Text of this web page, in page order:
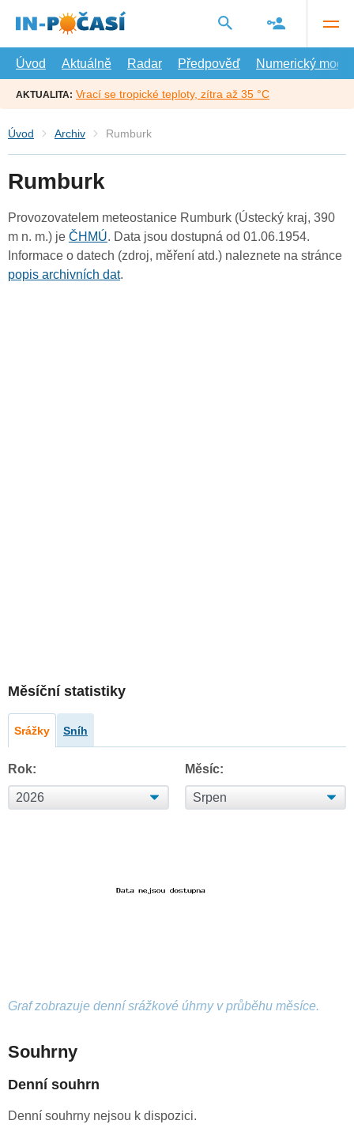
hlavní
Úvod
Aktuálně Radar Předpověď Numerický model
AKTUALITA: Vrací se tropické teploty, zítra až 35 °C
Úvod Archiv Rumburk
Rumburk
Provozovatelem meteostanice Rumburk (Ústecký kraj, 390
m n. m.) je ČHMÚ. Data jsou dostupná od 01.06.1954.
Informace o datech (zdroj, měření atd.) naleznete na stránce
popis archivních dat.
Měsíční statistiky
Srážky Sníh
Rok: Měsíc:
Graf zobrazuje denní srážkové úhrny v průběhu měsíce.
Souhrny
Denní souhrn
Denní souhrny nejsou k dispozici.